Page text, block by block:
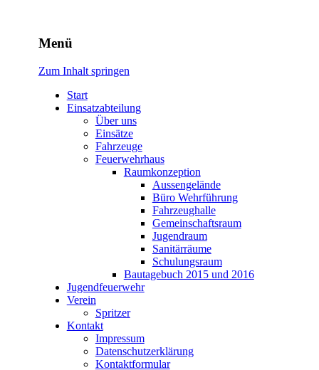
Freiwillige Feuerwehr
Rodheim v.d.H.
Menü
Zum Inhalt springen
Start
Einsatzabteilung
Über uns
Einsätze
Fahrzeuge
Feuerwehrhaus
Raumkonzeption
Aussengelände
Büro Wehrführung
Fahrzeughalle
Gemeinschaftsraum
Jugendraum
Sanitärräume
Schulungsraum
Bautagebuch 2015 und 2016
Jugendfeuerwehr
Verein
Spritzer
Kontakt
Impressum
Datenschutzerklärung
Kontaktformular